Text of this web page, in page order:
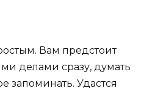
Вам предстоит
делами сразу, думать
запоминать. Удастся